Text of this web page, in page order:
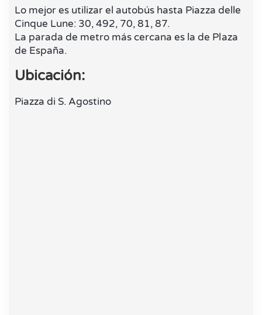
Lo mejor es utilizar el autobús hasta Piazza delle
Cinque Lune: 30, 492, 70, 81, 87.
La parada de metro más cercana es la de Plaza
de España.
Ubicación:
Piazza di S. Agostino